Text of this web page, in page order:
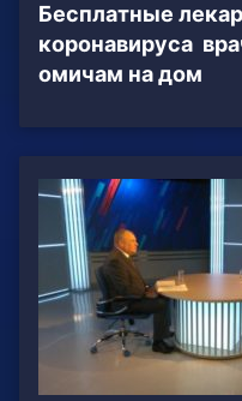
Бесплатные
коронавируса
омичам на дом